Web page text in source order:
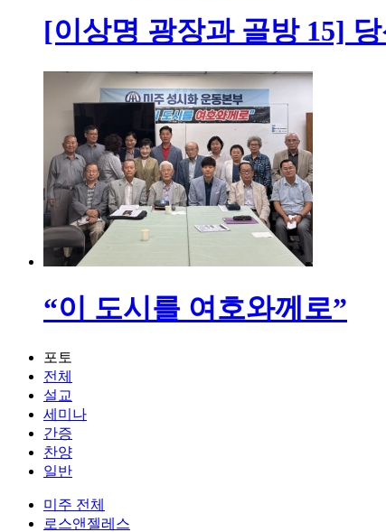
[이상명 광장과 골방 15]
“이 도시를 여호와께로”
포토
전체
설교
세미나
간증
찬양
일반
미주 전체
로스앤젤레스